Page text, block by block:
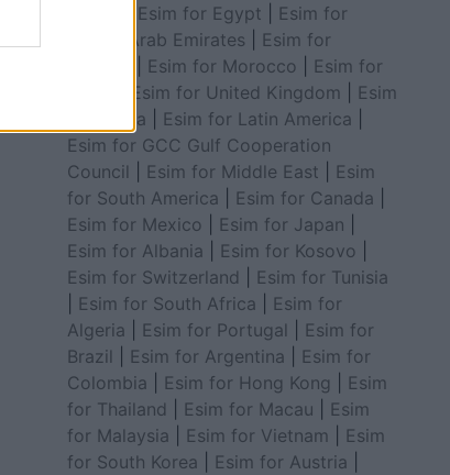
Esim for Egypt
Esim for
United Arab Emirates
Esim for
Esim for Morocco
Esim for
Esim for United Kingdom
Esim
for Africa
Esim for Latin America
Esim for GCC Gulf Cooperation
Council
Esim for Middle East
Esim
for South America
Esim for Canada
Esim for Mexico
Esim for Japan
Esim for Albania
Esim for Kosovo
Esim for Switzerland
Esim for Tunisia
Esim for South Africa
Esim for
Algeria
Esim for Portugal
Esim for
Brazil
Esim for Argentina
Esim for
Colombia
Esim for Hong Kong
Esim
for Thailand
Esim for Macau
Esim
for Malaysia
Esim for Vietnam
Esim
for South Korea
Esim for Austria